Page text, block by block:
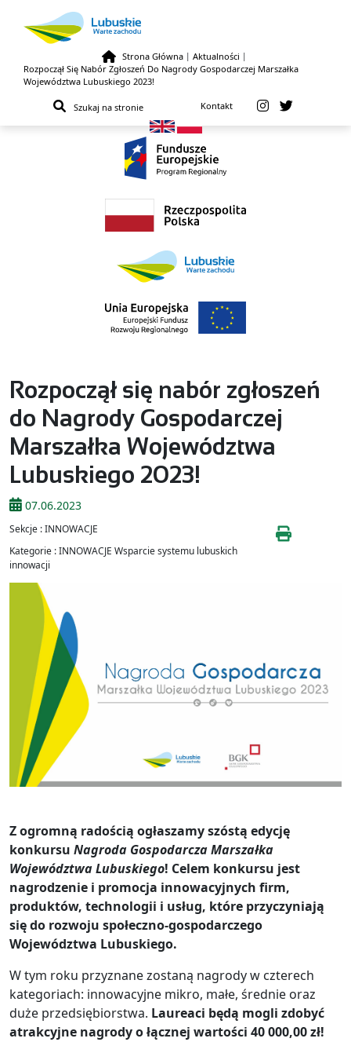
Przejdź do treści
Strona Główna | Aktualności |
Rozpoczął Się Nabór Zgłoszeń Do Nagrody Gospodarczej Marszałka
Województwa Lubuskiego 2023!
Kontakt
Rozpoczął się nabór zgłoszeń
do Nagrody Gospodarczej
Marszałka Województwa
Lubuskiego 2023!
07.06.2023
Sekcje : INNOWACJE
Kategorie : INNOWACJE Wsparcie systemu lubuskich
innowacji
Z ogromną radością ogłaszamy szóstą edycję
konkursu Nagroda Gospodarcza Marszałka
Województwa Lubuskiego! Celem konkursu jest
nagrodzenie i promocja innowacyjnych firm,
produktów, technologii i usług, które przyczyniają
się do rozwoju społeczno-gospodarczego
Województwa Lubuskiego.
W tym roku przyznane zostaną nagrody w czterech
kategoriach: innowacyjne mikro, małe, średnie oraz
duże przedsiębiorstwa. Laureaci będą mogli zdobyć
atrakcyjne nagrody o łącznej wartości 40 000,00 zł!